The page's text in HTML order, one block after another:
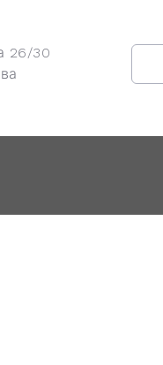
26/30